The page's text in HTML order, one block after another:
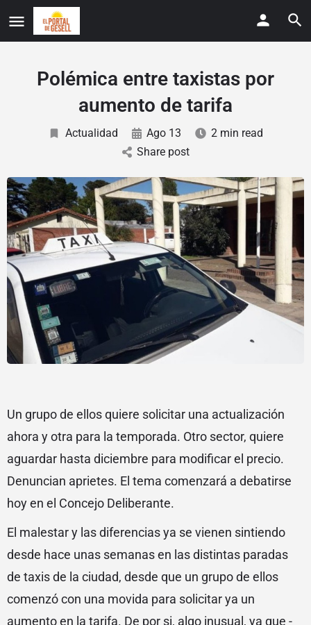
Polémica entre taxistas por
aumento de tarifa
Actualidad Ago 13
2 min read
Share post
Un grupo de ellos quiere solicitar una actualización
ahora y otra para la temporada. Otro sector, quiere
aguardar hasta diciembre para modificar el precio.
Denuncian aprietes. El tema comenzará a debatirse
hoy en el Concejo Deliberante.
El malestar y las diferencias ya se vienen sintiendo
desde hace unas semanas en las distintas paradas
de taxis de la ciudad, desde que un grupo de ellos
comenzó con una movida para solicitar ya un
aumento en la tarifa. De por si, algo inusual, ya que -